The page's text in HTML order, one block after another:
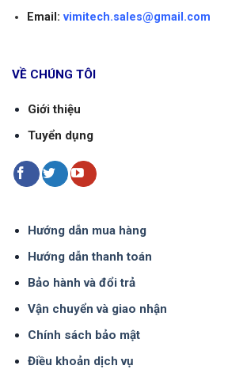
Email: vimitech.sales@gmail.com
VỀ CHÚNG TÔI
Giới thiệu
Tuyển dụng
Hướng dẫn mua hàng
Hướng dẫn thanh toán
Bảo hành và đổi trả
Vận chuyển và giao nhận
Chính sách bảo mật
Điều khoản dịch vụ